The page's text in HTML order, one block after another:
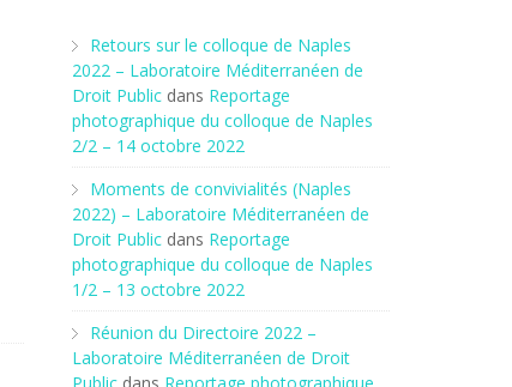
Retours sur le colloque de Naples
2022 – Laboratoire Méditerranéen de
Droit Public dans Reportage
photographique du colloque de Naples
2/2 – 14 octobre 2022
Moments de convivialités (Naples
2022) – Laboratoire Méditerranéen de
Droit Public dans Reportage
photographique du colloque de Naples
1/2 – 13 octobre 2022
Réunion du Directoire 2022 –
Laboratoire Méditerranéen de Droit